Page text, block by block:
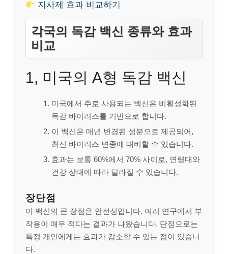
지사제 효과 비교하기
각국의 독감 백신 종류와 효과
비교
1, 미국의 A형 독감 백신
미국에서 주로 사용되는 백신은 비활성화된
독감 바이러스를 기반으로 합니다.
이 백신은 매년 변경된 성분으로 제공되어,
최신 바이러스 변종에 대비할 수 있습니다.
효과는 보통 60%에서 70% 사이로, 연령대와
건강 상태에 따라 달라질 수 있습니다.
장단점
이 백신의 큰 장점은 안전성입니다. 여러 연구에서 부
작용이 매우 적다는 결과가 나왔습니다. 단점으로는
특정 개인에게는 효과가 감소할 수 있는 점이 있습니
다.